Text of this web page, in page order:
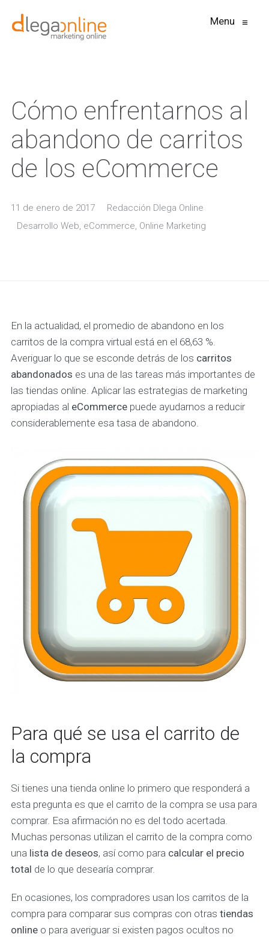
Menu ≡
Cómo enfrentarnos al
abandono de carritos
de los eCommerce
11 de enero de 2017
Redacción Dlega Online
Desarrollo Web, eCommerce, Online Marketing
En la actualidad, el promedio de abandono en los
carritos de la compra virtual está en el 68,63 %.
Averiguar lo que se esconde detrás de los carritos
abandonados es una de las tareas más importantes de
las tiendas online. Aplicar las estrategias de marketing
apropiadas al eCommercepuede ayudarnos a reducir
considerablemente esa tasa de abandono.
Para qué se usa el carrito de
la compra
Si tienes una tienda online lo primero que responderá a
esta pregunta es que el carrito de la compra se usa para
comprar. Esa afirmación no es del todo acertada.
Muchas personas utilizan el carrito de la compra como
una lista de deseos, así como para calcular el precio
total de lo que desearía comprar.
En ocasiones, los compradores usan los carritos de la
compra para comparar sus compras con otras tiendas
onlineo para averiguar si existen pagos ocultos no